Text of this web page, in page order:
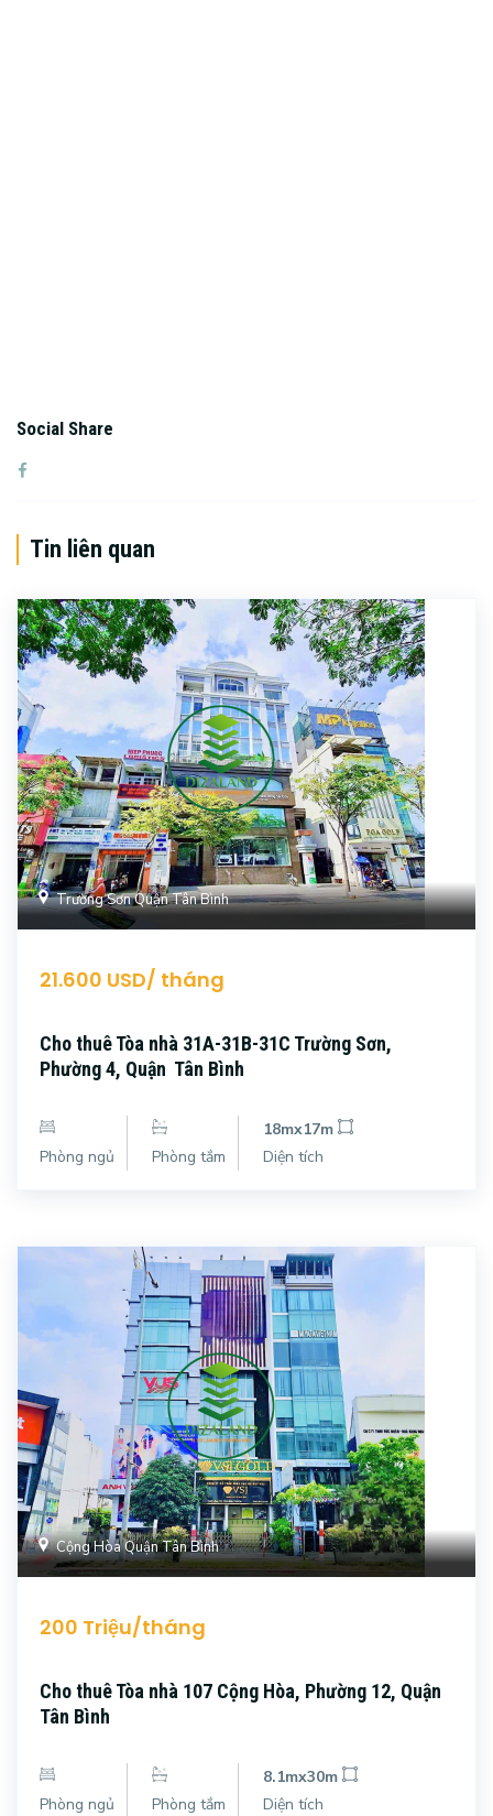
Social Share
Tin liên quan
Trường Sơn Quận Tân Bình
21.600 USD/ tháng
Cho thuê Tòa nhà 31A-31B-31C Trường Sơn,
Phường 4, Quận Tân Bình
Phòng ngủ Phòng tắm
18mx17m
Diện tích
Cộng Hòa Quận Tân Bình
200 Triệu/tháng
Cho thuê Tòa nhà 107 Cộng Hòa, Phường 12, Quận
Tân Bình
Phòng ngủ Phòng tắm
8.1mx30m
Diện tích